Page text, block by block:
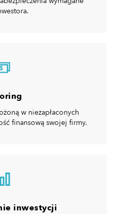
$
w niezapłaconych
finansową swojej firmy.
inwestycji